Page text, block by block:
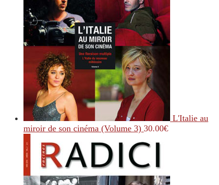
L'Italie au
miroir de son cinéma (Volume 3) 30.00€